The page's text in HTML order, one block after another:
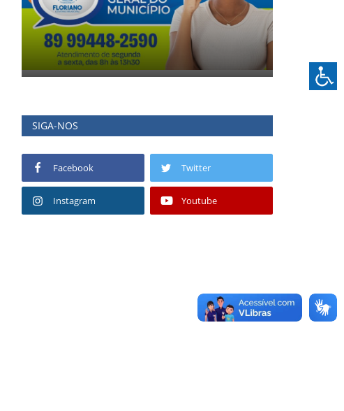
SIGA-NOS
Facebook Twitter
Instagram Youtube